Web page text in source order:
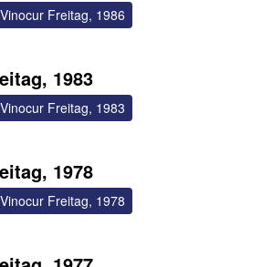
Freitag, 1986
1983
Freitag, 1983
1978
Freitag, 1978